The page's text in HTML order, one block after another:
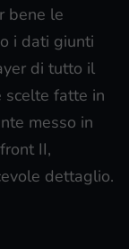
bene le
i dati giunti
di tutto il
scelte fatte in
messo in
II,
dettaglio.